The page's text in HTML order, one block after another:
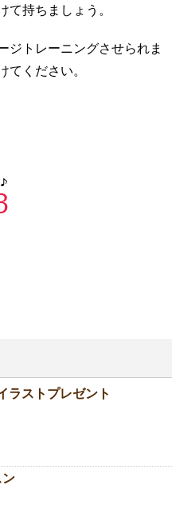
て持ちましょう。
ジトレーニングさせられま
てください。
ラストプレゼント
ン